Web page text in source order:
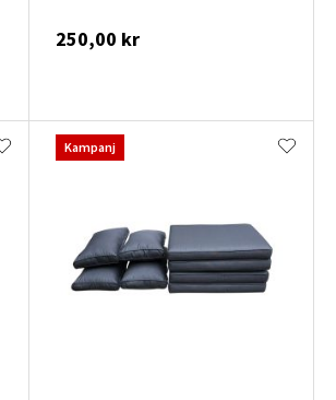
250,00 kr
Kampanj